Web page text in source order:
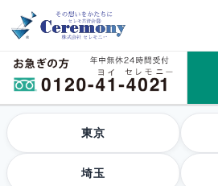
東京
埼玉